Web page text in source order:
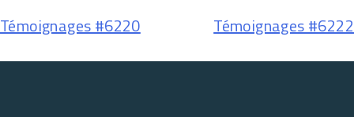
Témoignages #6220 Témoignages #6222